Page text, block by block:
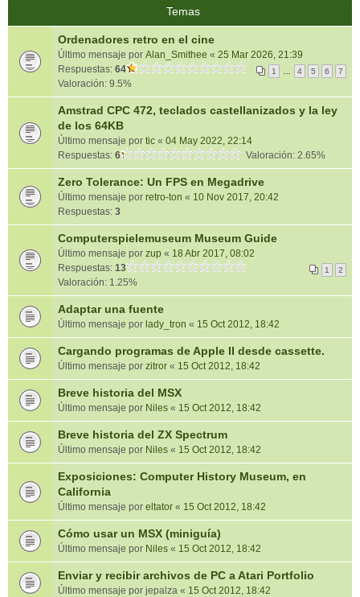
Temas
Ordenadores retro en el cine
Último mensaje por Alan_Smithee « 25 Mar 2026, 21:39
Respuestas: 64 1 4 5 6 7
Valoración: 9.5%
Amstrad CPC 472, teclados castellanizados y la ley
de los 64KB
Último mensaje por tic « 04 May 2022, 22:14
Respuestas: 6 Valoración: 2.65%
Zero Tolerance: Un FPS en Megadrive
Último mensaje por retro-ton « 10 Nov 2017, 20:42
Respuestas: 3
Computerspielemuseum Museum Guide
Último mensaje por zup « 18 Abr 2017, 08:02
Respuestas: 13 1 2
Valoración: 1.25%
Adaptar una fuente
Último mensaje por lady_tron « 15 Oct 2012, 18:42
Cargando programas de Apple II desde cassette.
Último mensaje por zitror « 15 Oct 2012, 18:42
Breve historia del MSX
Último mensaje por Niles « 15 Oct 2012, 18:42
Breve historia del ZX Spectrum
Último mensaje por Niles « 15 Oct 2012, 18:42
Exposiciones: Computer History Museum, en
California
Último mensaje por eltator « 15 Oct 2012, 18:42
Cómo usar un MSX (miniguía)
Último mensaje por Niles « 15 Oct 2012, 18:42
Enviar y recibir archivos de PC a Atari Portfolio
Último mensaje por jepalza « 15 Oct 2012, 18:42